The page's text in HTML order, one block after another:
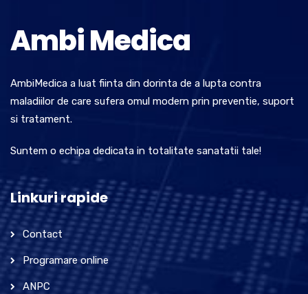
Ambi Medica
AmbiMedica a luat fiinta din dorinta de a lupta contra
maladiilor de care sufera omul modern prin preventie, suport
si tratament.
Suntem o echipa dedicata in totalitate sanatatii tale!
Linkuri rapide
Contact
Programare online
ANPC